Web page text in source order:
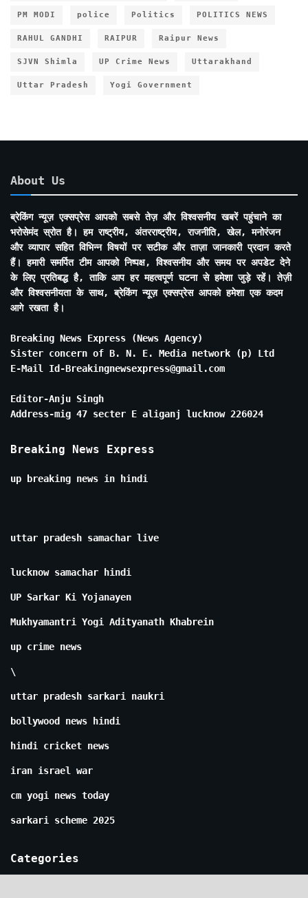
PM MODI police Politics POLITICS NEWS
RAHUL GANDHI RAIPUR Raipur News
SJVN Shimla UP Crime News Uttarakhand
Uttar Pradesh Yogi Government
About Us
ब्रेकिंग न्यूज़ एक्सप्रेस आपको सबसे तेज़ और विश्वसनीय खबरें पहुंचाने का
भरोसेमंद स्रोत है। हम राष्ट्रीय, अंतरराष्ट्रीय, राजनीति, खेल, मनोरंजन
और व्यापार सहित विभिन्न विषयों पर सटीक और ताज़ा जानकारी प्रदान करते
हैं। हमारी समर्पित टीम आपको निष्पक्ष, विश्वसनीय और समय पर अपडेट देने
के लिए प्रतिबद्ध है, ताकि आप हर महत्वपूर्ण घटना से हमेशा जुड़े रहें। तेज़ी
और विश्वसनीयता के साथ, ब्रेकिंग न्यूज़ एक्सप्रेस आपको हमेशा एक कदम
आगे रखता है।
Breaking News Express (News Agency)
Sister concern of B. N. E. Media network (p) Ltd
E-Mail Id-Breakingnewsexpress@gmail.com
Editor-Anju Singh
Address-mig 47 secter E aliganj lucknow 226024
Breaking News Express
up breaking news in hindi
uttar pradesh samachar live
lucknow samachar hindi
UP Sarkar Ki Yojanayen
Mukhyamantri Yogi Adityanath Khabrein
up crime news
\
uttar pradesh sarkari naukri
bollywood news hindi
hindi cricket news
iran israel war
cm yogi news today
sarkari scheme 2025
Categories